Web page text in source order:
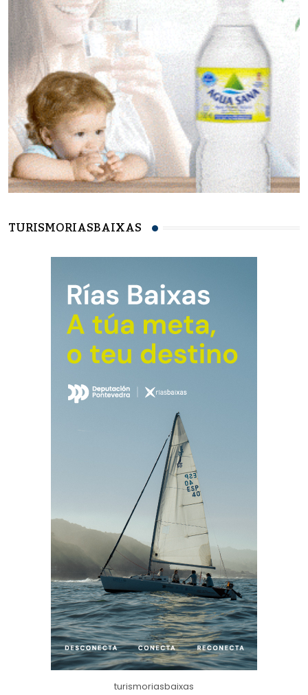
TURISMORIASBAIXAS
turismoriasbaixas